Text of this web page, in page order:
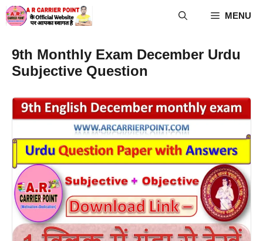
Skip
to
MENU
9th Monthly Exam December Urdu
Subjective Question